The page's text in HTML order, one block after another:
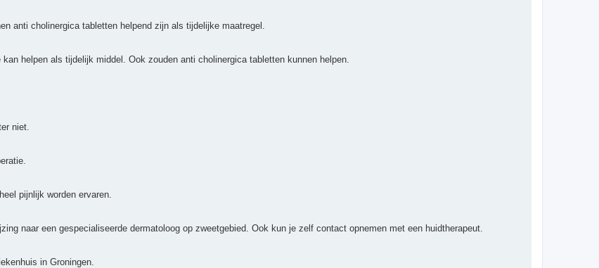
anti cholinergica tabletten helpend zijn als tijdelijke maatregel.
helpen als tijdelijk middel. Ook zouden anti cholinergica tabletten kunnen helpen.
niet.
pijnlijk worden ervaren.
naar een gespecialiseerde dermatoloog op zweetgebied. Ook kun je zelf contact opnemen met een huidtherapeut.
in Groningen.